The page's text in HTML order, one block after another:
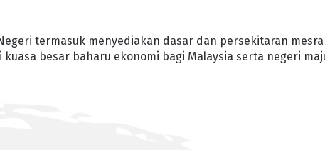
termasuk menyediakan dasar dan persekitaran mesra
besar baharu ekonomi bagi Malaysia serta negeri